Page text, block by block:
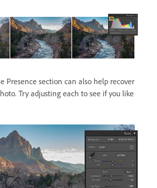
Presence section can also help recover
Try adjusting each to see if you like